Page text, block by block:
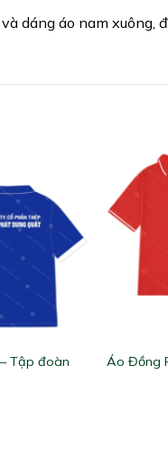
dáng áo nam xuông,
Tập đoàn
Áo Đồng